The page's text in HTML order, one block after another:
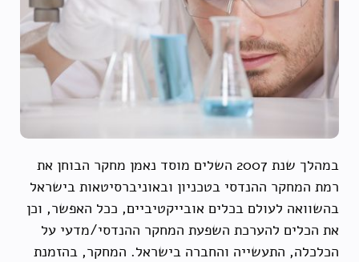
במהלך שנת 2007 השלים מוסד נאמן מחקר הבוחן את
רמת המחקר ההנדסי בטכניון ובאוניברסיטאות בישראל
בהשוואה לעולם בכלים אובייקטיביים, ככל האפשר, וכן
את הכלים להערכת השפעת המחקר ההנדסי/מדעי על
הכלכלה, התעשייה והחברה בישראל. המחקר, בהזמנת